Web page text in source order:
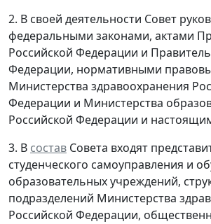
2. В своей деятельности Совет
федеральными законами, актами
Российской Федерации и
Федерации, нормативными
Министерства здравоохранения
Федерации и Министерства
Российской Федерации и
3. В состав Совета входят
студенческого самоуправления и
образовательных учреждений,
подразделений Министерства
Российской Федерации,